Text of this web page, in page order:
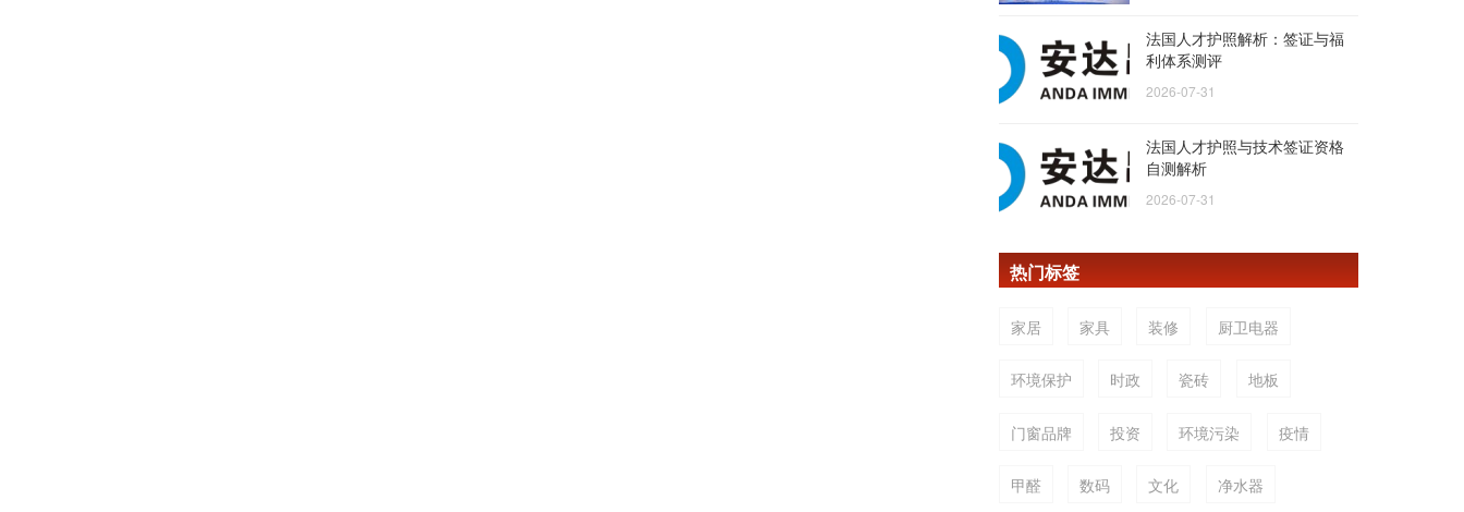
法国人才护照解析：签证与福
利体系测评
2026-07-31
法国人才护照与技术签证资格
自测解析
2026-07-31
热门标签
家居 家具 装修 厨卫电器
环境保护 时政 瓷砖 地板
门窗品牌 投资 环境污染 疫情
甲醛 数码 文化 净水器